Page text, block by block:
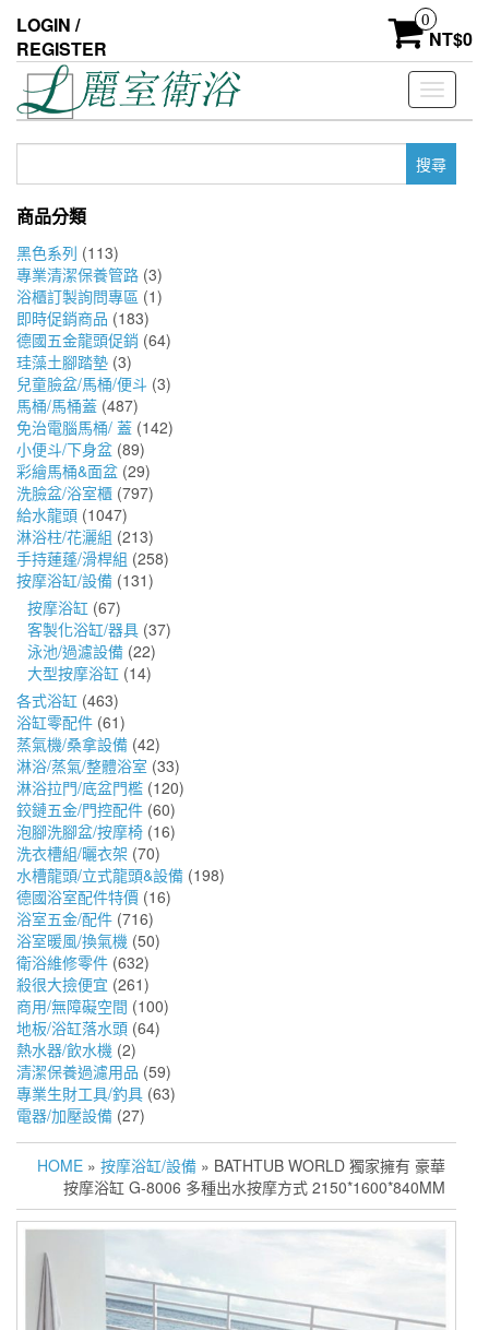
the
content
LOGIN /
REGISTER
0
NT$0
Toggle
鍵
商品分類
黑色系列 (113)
專業清潔保養管路 (3)
浴櫃訂製詢問專區 (1)
即時促銷商品 (183)
德國五金龍頭促銷 (64)
珪藻土腳踏墊 (3)
兒童臉盆/馬桶/便斗 (3)
馬桶/馬桶蓋 (487)
免治電腦馬桶/ 蓋 (142)
小便斗/下身盆 (89)
彩繪馬桶&面盆 (29)
洗臉盆/浴室櫃 (797)
給水龍頭 (1047)
淋浴柱/花灑組 (213)
手持蓮蓬/滑桿組 (258)
按摩浴缸/設備 (131)
按摩浴缸 (67)
客製化浴缸/器具 (37)
泳池/過濾設備 (22)
大型按摩浴缸 (14)
各式浴缸 (463)
浴缸零配件 (61)
蒸氣機/桑拿設備 (42)
淋浴/蒸氣/整體浴室 (33)
淋浴拉門/底盆門檻 (120)
鉸鏈五金/門控配件 (60)
泡腳洗腳盆/按摩椅 (16)
洗衣槽組/曬衣架 (70)
水槽龍頭/立式龍頭&設備 (198)
德國浴室配件特價 (16)
浴室五金/配件 (716)
浴室暖風/換氣機 (50)
衛浴維修零件 (632)
殺很大撿便宜 (261)
商用/無障礙空間 (100)
地板/浴缸落水頭 (64)
熱水器/飲水機 (2)
清潔保養過濾用品 (59)
專業生財工具/釣具 (63)
電器/加壓設備 (27)
HOME » 按摩浴缸/設備 » BATHTUB WORLD 獨家擁有 豪華
按摩浴缸 G-8006 多種出水按摩方式 2150*1600*840MM